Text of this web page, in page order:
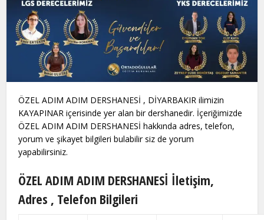
ÖZEL ADIM ADIM DERSHANESİ , DİYARBAKIR ilimizin
KAYAPINAR içerisinde yer alan bir dershanedir. İçeriğimizde
ÖZEL ADIM ADIM DERSHANESİ hakkında adres, telefon,
yorum ve şikayet bilgileri bulabilir siz de yorum
yapabilirsiniz.
ÖZEL ADIM ADIM DERSHANESİ İletişim,
Adres , Telefon Bilgileri